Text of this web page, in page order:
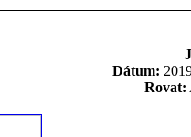
Dátum:
Rovat: